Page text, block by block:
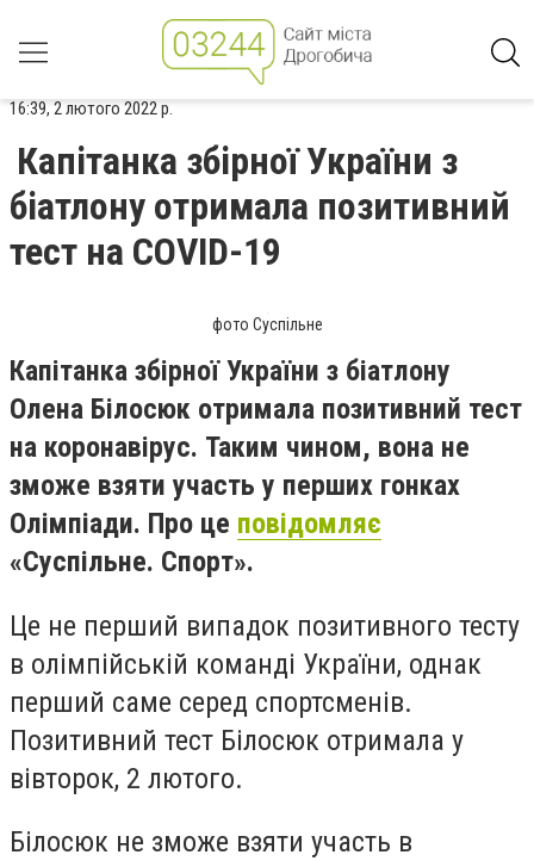
16:39, 2 лютого 2022 р.
Капітанка збірної України з
біатлону отримала позитивний
тест на COVID-19
фото Суспільне
Капітанка збірної України з біатлону
Олена Білосюк отримала позитивний тест
на коронавірус. Таким чином, вона не
зможе взяти участь у перших гонках
Олімпіади. Про це повідомляє
«Суспільне. Спорт».
Це не перший випадок позитивного тесту
в олімпійській команді України, однак
перший саме серед спортсменів.
Позитивний тест Білосюк отримала у
вівторок, 2 лютого.
Білосюк не зможе взяти участь в